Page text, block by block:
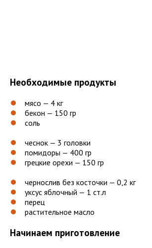
Необходимые продукты
мясо — 4 кг
бекон — 150 гр
соль
чеснок — 3 головки
помидоры — 400 гр
грецкие орехи — 150 гр
чернослив без косточки — 0,2 кг
уксус яблочный — 1 ст.л
перец
растительное масло
Начинаем приготовление